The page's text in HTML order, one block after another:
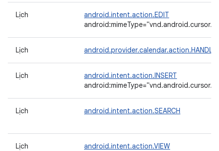
Lịch
android.intent.action.EDIT
Lịch
Lịch
android.intent.action.INSERT
Lịch android.intent.action.SEARCH
Lịch
android.intent.action.VIEW